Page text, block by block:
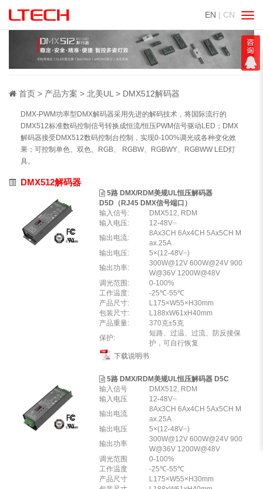
EN | CN
切
换
导
航
首页 产品方案 北美UL DMX512解码器
DMX-PWM功率型DMX解码器采用先进的解码技术，将国际流行的
DMX512标准数码控制信号转换成恒流/恒压PWM信号驱动LED；DMX
解码器接受DMX512数码控制台控制，实现0-100%调光或各种变化效
果；可控制单色、双色、RGB、 RGBW、RGBWY、RGBWW LED灯
具。
DMX512解码器
5路 DMX/RDM美规UL恒压解码器
D5D（RJ45 DMX信号端口）
输入信号:
DMX512, RDM
输入电压:
12-48V⎓
输出电流:
8Ax3CH 6Ax4CH 5Ax5CH M
ax.25A
输出电压:
5×(12-48V⎓)
输出功率:
300W@12V 600W@24V 900
W@36V 1200W@48V
调光范围:
0-100%
工作温度:
-25℃-55℃
产品尺寸:
L175×W55×H30mm
包装尺寸:
L188xW61xH40mm
产品重量:
370克±5克
保护:
短路、过温、过流、防反接保
护，可自行恢复
下载说明书
5路 DMX/RDM美规UL恒压解码器 D5C
输入信号
DMX512, RDM
输入电压
12-48V⎓
输出电流
8Ax3CH 6Ax4CH 5Ax5CH M
ax.25A
输出电压
5×(12-48V⎓)
输出功率
300W@12V 600W@24V 900
W@36V 1200W@48V
调光范围
0-100%
工作温度
-25℃-55℃
产品尺⼨
L175×W55×H30mm